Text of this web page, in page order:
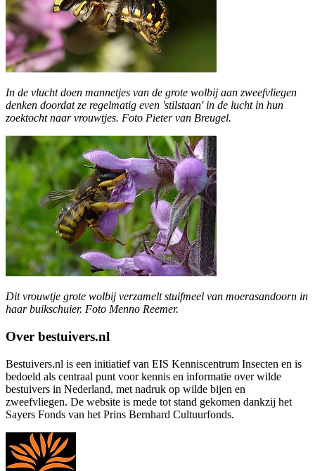
In de vlucht doen mannetjes van de grote wolbij aan zweefvliegen
denken doordat ze regelmatig even 'stilstaan' in de lucht in hun
zoektocht naar vrouwtjes. Foto Pieter van Breugel.
Dit vrouwtje grote wolbij verzamelt stuifmeel van moerasandoorn in
haar buikschuier. Foto Menno Reemer.
Over bestuivers.nl
Bestuivers.nl is een initiatief van EIS Kenniscentrum Insecten en is
bedoeld als centraal punt voor kennis en informatie over wilde
bestuivers in Nederland, met nadruk op wilde bijen en
zweefvliegen. De website is mede tot stand gekomen dankzij het
Sayers Fonds van het Prins Bernhard Cultuurfonds.